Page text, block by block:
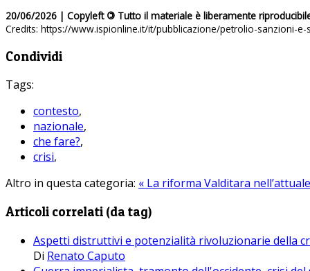
20/06/2026 | Copyleft © Tutto il materiale è liberamente
Credits: https://www.ispionline.it/it/pubblicazione/petrolio-sanzioni-
Condividi
Tags:
contesto,
nazionale,
che fare?,
crisi,
Altro in questa categoria: « La riforma Valditara
Articoli correlati (da tag)
Aspetti distruttivi e potenzialità rivoluzionarie della
Di Renato Caputo